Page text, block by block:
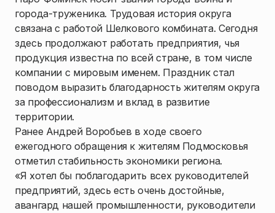
города-труженика. Трудовая история округа
связана с работой Шелкового комбината. Сегодня
здесь продолжают работать предприятия, чья
продукция известна по всей стране, в том числе
компании с мировым именем. Праздник стал
поводом выразить благодарность жителям округа
за профессионализм и вклад в развитие
территории.
Ранее Андрей Воробьев в ходе своего
ежегодного обращения к жителям Подмосковья
отметил стабильность экономики региона.
«Я хотел бы поблагодарить всех руководителей
предприятий, здесь есть очень достойные,
авангард нашей промышленности, руководители